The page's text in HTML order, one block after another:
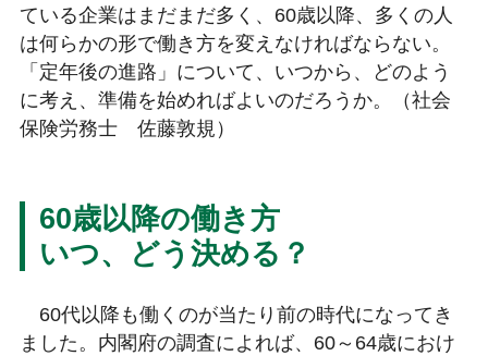
ている企業はまだまだ多く、60歳以降、多くの人
は何らかの形で働き方を変えなければならない。
「定年後の進路」について、いつから、どのよう
に考え、準備を始めればよいのだろうか。（社会
保険労務士 佐藤敦規）
60歳以降の働き方
いつ、どう決める？
60代以降も働くのが当たり前の時代になってき
ました。内閣府の調査によれば、60～64歳におけ